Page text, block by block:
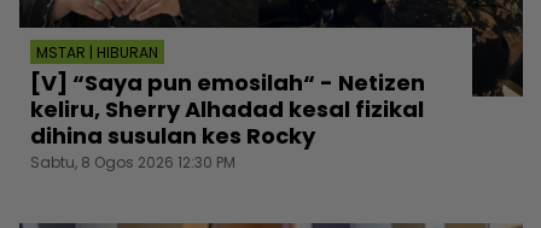
MSTAR | HIBURAN
[V] “Saya pun emosilah“ - Netizen
keliru, Sherry Alhadad kesal fizikal
dihina susulan kes Rocky
Sabtu, 8 Ogos 2026 12:30 PM